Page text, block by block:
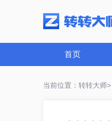
首页
当前位置：转转大师>